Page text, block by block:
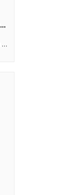
The Cat in the High Castle
#Зал